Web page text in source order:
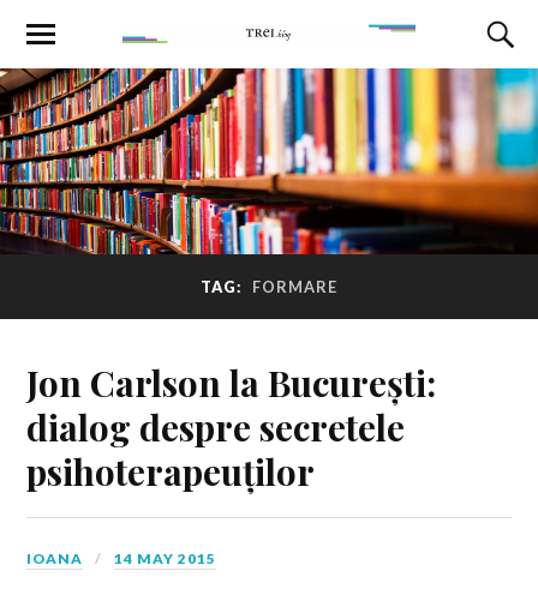
TAG: FORMARE
Jon Carlson la București:
dialog despre secretele
psihoterapeuților
IOANA 14 MAY 2015